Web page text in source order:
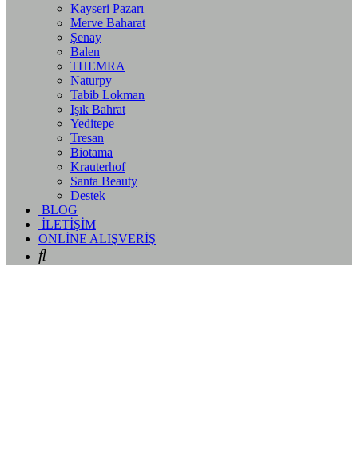
Kayseri Pazarı
Merve Baharat
Şenay
Balen
THEMRA
Naturpy
Tabib Lokman
Işık Bahrat
Yeditepe
Tresan
Biotama
Krauterhof
Santa Beauty
Destek
BLOG
İLETİŞİM
ONLİNE ALIŞVERİŞ